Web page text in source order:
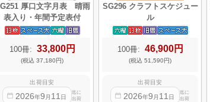
厚口文字月表 晴雨
表入り・年間予定表付
100冊: 33,800円
(税込 37,180円)
出荷目安
2026年9 月 11 日
迄に
出荷
SG296 クラフトスケジュー
ル
100冊: 46,900円
(税込 51,590円)
出荷目安
2026年9 月 11 日
迄に
出荷